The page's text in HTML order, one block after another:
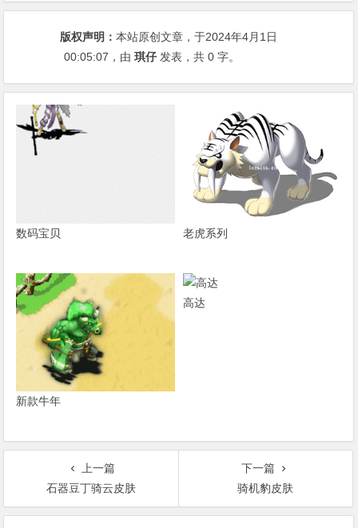
版权声明：本站原创文章，于2024年4月1日
00:05:07 ，由琪仔 发表，共 0 字。
数码宝贝 老虎系列
新款牛年
高达
上一篇
石器豆丁骑云皮肤
下一篇
骑机豹皮肤